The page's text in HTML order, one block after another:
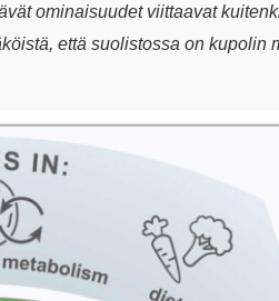
ominaisuudet viittaavat
että suolistossa on kupolin